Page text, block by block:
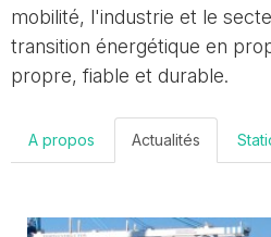
mobilité, l'industrie et le
transition énergétique en
propre, fiable et durable.
A propos Actualités